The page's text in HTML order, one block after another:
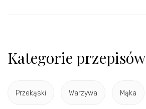
Kategorie przepisów
Przekąski Warzywa Mąka